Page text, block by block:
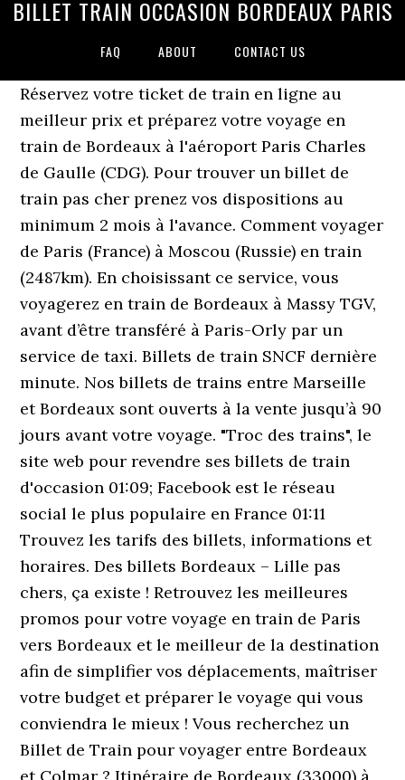
BILLET TRAIN OCCASION BORDEAUX PARIS
FAQ ABOUT CONTACT US
Réservez votre ticket de train en ligne au
meilleur prix et préparez votre voyage en
train de Bordeaux à l'aéroport Paris Charles
de Gaulle (CDG). Pour trouver un billet de
train pas cher prenez vos dispositions au
minimum 2 mois à l'avance. Comment voyager
de Paris (France) à Moscou (Russie) en train
(2487km). En choisissant ce service, vous
voyagerez en train de Bordeaux à Massy TGV,
avant d’être transféré à Paris-Orly par un
service de taxi. Billets de train SNCF dernière
minute. Nos billets de trains entre Marseille
et Bordeaux sont ouverts à la vente jusqu’à 90
jours avant votre voyage. "Troc des trains", le
site web pour revendre ses billets de train
d'occasion 01:09; Facebook est le réseau
social le plus populaire en France 01:11
Trouvez les tarifs des billets, informations et
horaires. Des billets Bordeaux – Lille pas
chers, ça existe ! Retrouvez les meilleures
promos pour votre voyage en train de Paris
vers Bordeaux et le meilleur de la destination
afin de simplifier vos déplacements, maîtriser
votre budget et préparer le voyage qui vous
conviendra le mieux ! Vous recherchez un
Billet de Train pour voyager entre Bordeaux